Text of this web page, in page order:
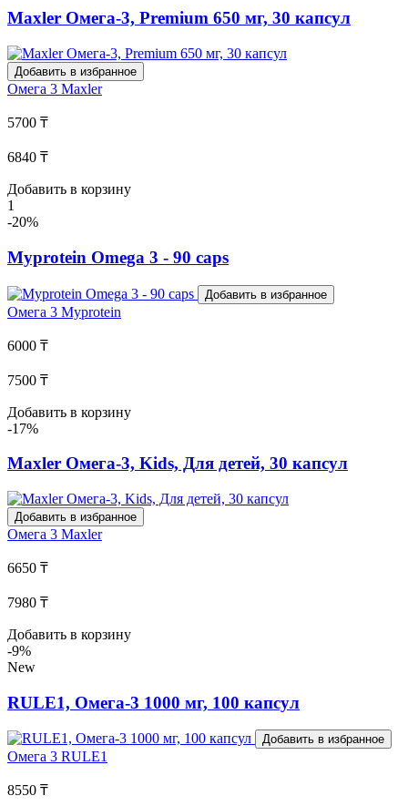
Maxler Омега-3, Premium 650 мг, 30 капсул
Добавить в избранное
Омега 3 Maxler
5700 ₸
6840 ₸
Добавить в корзину
1
-20%
Myprotein Omega 3 - 90 caps
Добавить в избранное
Омега 3 Myprotein
6000 ₸
7500 ₸
Добавить в корзину
-17%
Maxler Омега-3, Kids, Для детей, 30 капсул
Добавить в избранное
Омега 3 Maxler
6650 ₸
7980 ₸
Добавить в корзину
-9%
New
RULE1, Омега-3 1000 мг, 100 капсул
Добавить в избранное
Омега 3 RULE1
8550 ₸